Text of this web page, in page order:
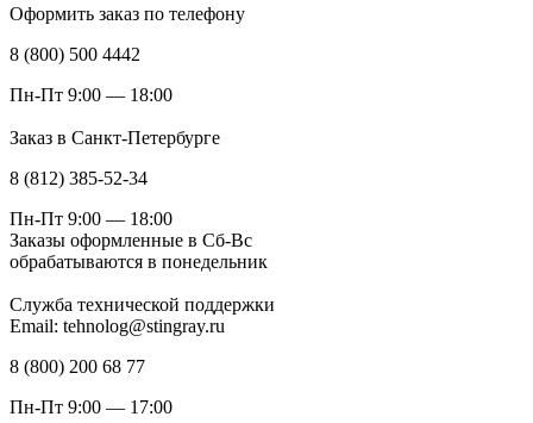
Оформить заказ по телефону
8 (800) 500 4442
Пн-Пт 9:00 — 18:00
Заказ в Санкт-Петербурге
8 (812) 385-52-34
Пн-Пт 9:00 — 18:00
Заказы оформленные в Сб-Вс
обрабатываются в понедельник
Служба технической поддержки
Email: tehnolog@stingray.ru
8 (800) 200 68 77
Пн-Пт 9:00 — 17:00